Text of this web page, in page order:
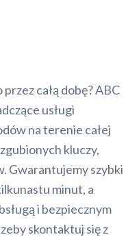
całą dobę? ABC
usługi
na terenie całej
kluczy,
Gwarantujemy szybki
minut, a
i bezpiecznym
skontaktuj się z